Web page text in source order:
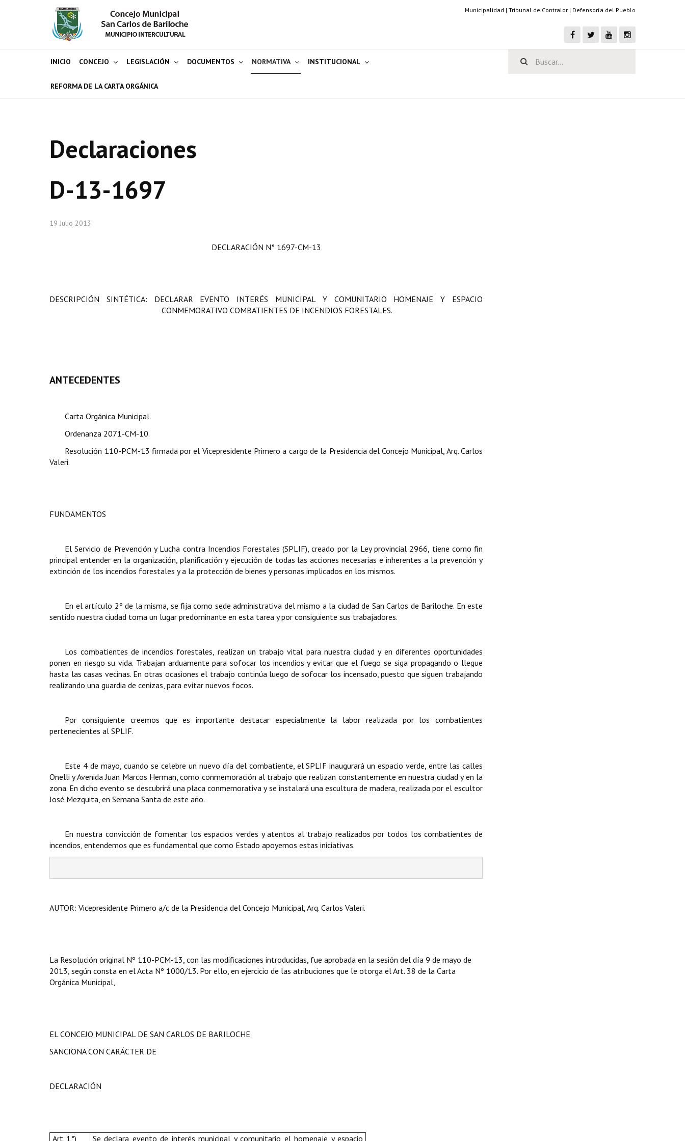
Municipalidad | Tribunal de Contralor | Defensoría del Pueblo
INICIO CONCEJO LEGISLACIÓN DOCUMENTOS NORMATIVA INSTITUCIONAL
REFORMA DE LA CARTA ORGÁNICA
Declaraciones
D-13-1697
19 Julio 2013
DECLARACIÓN N° 1697-CM-13
DESCRIPCIÓN SINTÉTICA: DECLARAR EVENTO INTERÉS MUNICIPAL Y COMUNITARIO HOMENAJE Y ESPACIO
CONMEMORATIVO COMBATIENTES DE INCENDIOS FORESTALES.
ANTECEDENTES
Carta Orgánica Municipal.
Ordenanza 2071-CM-10.
Resolución 110-PCM-13 firmada por el Vicepresidente Primero a cargo de la Presidencia del Concejo Municipal, Arq. Carlos
Valeri.
FUNDAMENTOS
El Servicio de Prevención y Lucha contra Incendios Forestales (SPLIF), creado por la Ley provincial 2966, tiene como fin
principal entender en la organización, planificación y ejecución de todas las acciones necesarias e inherentes a la prevención y
extinción de los incendios forestales y a la protección de bienes y personas implicados en los mismos.
En el artículo 2º de la misma, se fija como sede administrativa del mismo a la ciudad de San Carlos de Bariloche. En este
sentido nuestra ciudad toma un lugar predominante en esta tarea y por consiguiente sus trabajadores.
Los combatientes de incendios forestales, realizan un trabajo vital para nuestra ciudad y en diferentes oportunidades
ponen en riesgo su vida. Trabajan arduamente para sofocar los incendios y evitar que el fuego se siga propagando o llegue
hasta las casas vecinas. En otras ocasiones el trabajo continúa luego de sofocar los incensado, puesto que siguen trabajando
realizando una guardia de cenizas, para evitar nuevos focos.
Por consiguiente creemos que es importante destacar especialmente la labor realizada por los combatientes
pertenecientes al SPLIF.
Este 4 de mayo, cuando se celebre un nuevo día del combatiente, el SPLIF inaugurará un espacio verde, entre las calles
Onelli y Avenida Juan Marcos Herman, como conmemoración al trabajo que realizan constantemente en nuestra ciudad y en la
zona. En dicho evento se descubrirá una placa conmemorativa y se instalará una escultura de madera, realizada por el escultor
José Mezquita, en Semana Santa de este año.
En nuestra convicción de fomentar los espacios verdes y atentos al trabajo realizados por todos los combatientes de
incendios, entendemos que es fundamental que como Estado apoyemos estas iniciativas.
AUTOR: Vicepresidente Primero a/c de la Presidencia del Concejo Municipal, Arq. Carlos Valeri.
La Resolución original Nº 110-PCM-13, con las modificaciones introducidas, fue aprobada en la sesión del día 9 de mayo de
2013, según consta en el Acta Nº 1000/13. Por ello, en ejercicio de las atribuciones que le otorga el Art. 38 de la Carta
Orgánica Municipal,
EL CONCEJO MUNICIPAL DE SAN CARLOS DE BARILOCHE
SANCIONA CON CARÁCTER DE
DECLARACIÓN
Art. 1°) Se declara evento de interés municipal y comunitario el homenaje y espacio